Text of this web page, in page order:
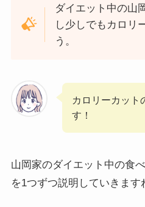
ダイエット中の山
し少しでもカロリ
う。
カロリーカット
す！
山岡家のダイエット中の食
を1つずつ説明していきます